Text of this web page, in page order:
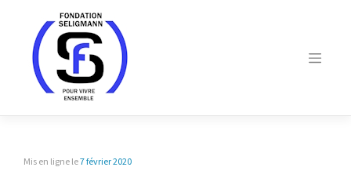
Mis en ligne le7 février 2020